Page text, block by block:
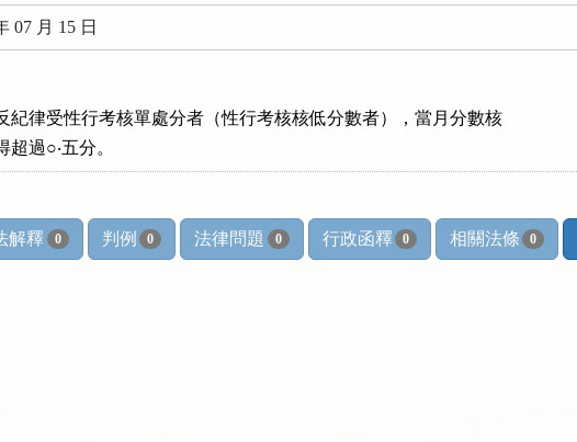
07 月 15 日
紀律受性行考核單處分者（性行考核核低分數者），當月分數核
超過○‧五分。
解釋 0 判例 0 法律問題 0 行政函釋 0 相關法條 0